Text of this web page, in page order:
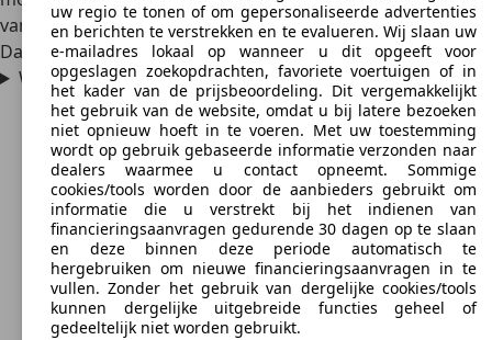
van hetzelfde model – maar niet van de Leganza – zowel de
Daewoo- als de Chevrolet-versie tegenkomen.
Wat betekent de naam Leganza?
uw regio te tonen of om gepersonaliseerde advertenties
en berichten te verstrekken en te evalueren. Wij slaan uw
e-mailadres lokaal op wanneer u dit opgeeft voor
opgeslagen zoekopdrachten, favoriete voertuigen of in
het kader van de prijsbeoordeling. Dit vergemakkelijkt
het gebruik van de website, omdat u bij latere bezoeken
niet opnieuw hoeft in te voeren. Met uw toestemming
wordt op gebruik gebaseerde informatie verzonden naar
dealers waarmee u contact opneemt. Sommige
cookies/tools worden door de aanbieders gebruikt om
informatie die u verstrekt bij het indienen van
financieringsaanvragen gedurende 30 dagen op te slaan
en deze binnen deze periode automatisch te
hergebruiken om nieuwe financieringsaanvragen in te
vullen. Zonder het gebruik van dergelijke cookies/tools
kunnen dergelijke uitgebreide functies geheel of
gedeeltelijk niet worden gebruikt.